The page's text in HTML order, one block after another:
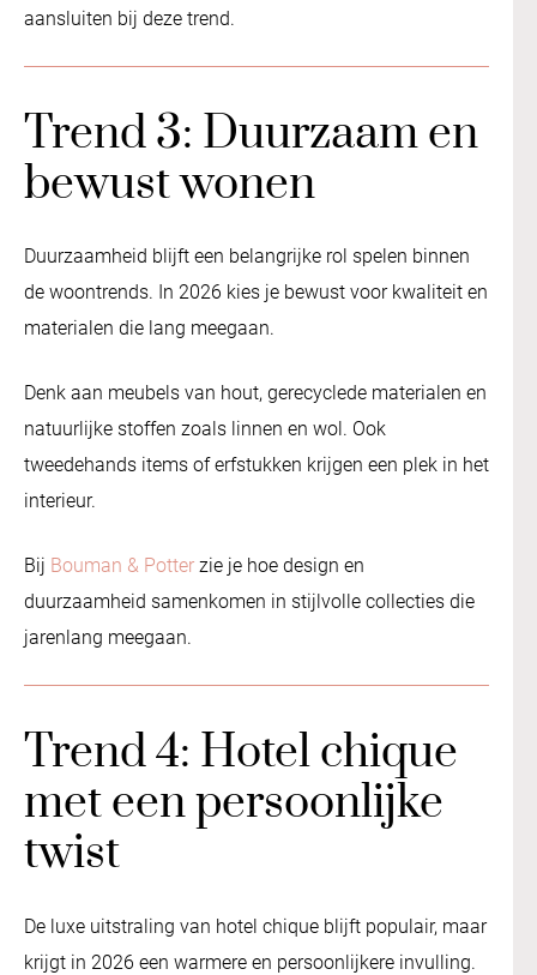
aansluiten bij deze trend.
Trend 3: Duurzaam en
bewust wonen
Duurzaamheid blijft een belangrijke rol spelen binnen
de woontrends. In 2026 kies je bewust voor kwaliteit en
materialen die lang meegaan.
Denk aan meubels van hout, gerecyclede materialen en
natuurlijke stoffen zoals linnen en wol. Ook
tweedehands items of erfstukken krijgen een plek in het
interieur.
Bij Bouman & Potter zie je hoe design en
duurzaamheid samenkomen in stijlvolle collecties die
jarenlang meegaan.
Trend 4: Hotel chique
met een persoonlijke
twist
De luxe uitstraling van hotel chique blijft populair, maar
krijgt in 2026 een warmere en persoonlijkere invulling.